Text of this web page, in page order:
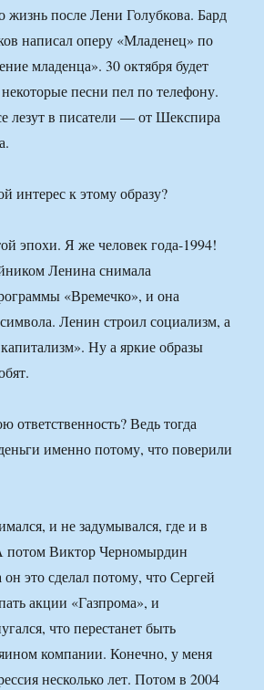
жизнь после Лени Голубкова. Бард
написал оперу «Младенец» по
младенца». 30 октября будет
песни пел по телефону.
лезут в писатели — от Шекспира
интерес к этому образу?
эпохи. Я же человек года-1994!
Ленина снимала
«Времечко», и она
Ленин строил социализм, а
Ну а яркие образы
ответственность? Ведь тогда
именно потому, что поверили
и не задумывался, где и в
потом Виктор Черномырдин
это сделал потому, что Сергей
акции «Газпрома», и
что перестанет быть
компании. Конечно, у меня
несколько лет. Потом в 2004